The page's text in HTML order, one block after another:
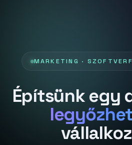
MARKETING ·
Építsünk egy